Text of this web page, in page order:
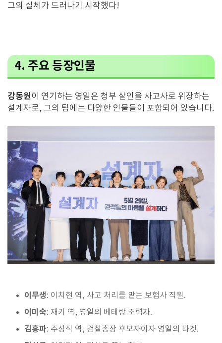
그의 실체가 드러나기 시작했다!
4. 주요 등장인물
강동원이 연기하는 영일은 청부 살인을 사고사로 위장하는
설계자로, 그의 팀에는 다양한 인물들이 포함되어 있습니다.
이무생: 이치현 역, 사고 처리를 맡는 보험사 직원.
이미숙: 재키 역, 영일의 베테랑 조력자.
김홍파: 주성직 역, 검찰총장 후보자이자 영일의 타겟.